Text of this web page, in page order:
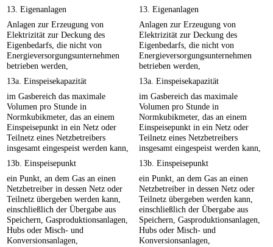
13. Eigenanlagen
13. Eigenanlagen
Anlagen zur Erzeugung von
Elektrizität zur Deckung des
Eigenbedarfs, die nicht von
Energieversorgungsunternehmen
betrieben werden,
Anlagen zur Erzeugung von
Elektrizität zur Deckung des
Eigenbedarfs, die nicht von
Energieversorgungsunternehmen
betrieben werden,
13a. Einspeisekapazität
13a. Einspeisekapazität
im Gasbereich das maximale
Volumen pro Stunde in
Normkubikmeter, das an einem
Einspeisepunkt in ein Netz oder
Teilnetz eines Netzbetreibers
insgesamt eingespeist werden kann,
im Gasbereich das maximale
Volumen pro Stunde in
Normkubikmeter, das an einem
Einspeisepunkt in ein Netz oder
Teilnetz eines Netzbetreibers
insgesamt eingespeist werden kann,
13b. Einspeisepunkt
13b. Einspeisepunkt
ein Punkt, an dem Gas an einen
Netzbetreiber in dessen Netz oder
Teilnetz übergeben werden kann,
einschließlich der Übergabe aus
Speichern, Gasproduktionsanlagen,
Hubs oder Misch- und
Konversionsanlagen,
ein Punkt, an dem Gas an einen
Netzbetreiber in dessen Netz oder
Teilnetz übergeben werden kann,
einschließlich der Übergabe aus
Speichern, Gasproduktionsanlagen,
Hubs oder Misch- und
Konversionsanlagen,